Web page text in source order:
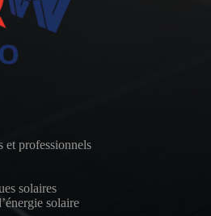
et professionnels
solaires
solaire